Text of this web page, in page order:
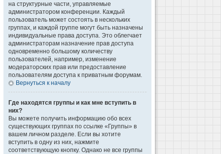
на структурные части, управляемые
администратором конференции. Каждый
пользователь может состоять в нескольких
группах, и каждой группе могут быть назначены
индивидуальные права доступа. Это облегчает
администраторам назначение прав доступа
одновременно большому количеству
пользователей, например, изменение
модераторских прав или предоставление
пользователям доступа к приватным форумам.
Вернуться к началу
Где находятся группы и как мне вступить в
них?
Вы можете получить информацию обо всех
существующих группах по ссылке «Группы» в
вашем личном разделе. Если вы хотите
вступить в одну из них, нажмите
соответствующую кнопку. Однако не все группы